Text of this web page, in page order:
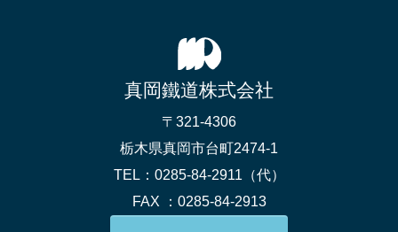
真岡鐵道株式会社
〒321-4306
栃木県真岡市台町2474-1
TEL：0285-84-2911（代）
FAX ：0285-84-2913